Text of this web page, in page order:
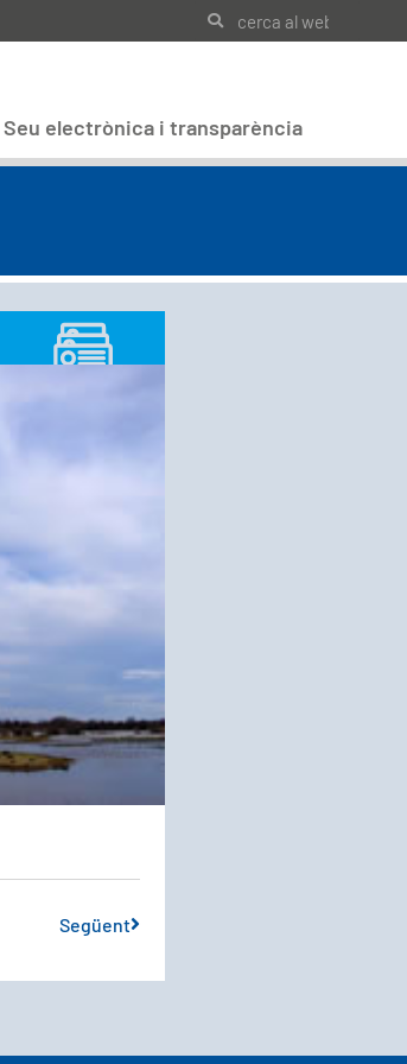
Seu electrònica i transparència
Següent